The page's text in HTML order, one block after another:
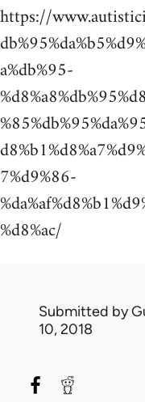
https://
a%db%95-
7%d9%86-
%d8%ac/
Submitted by
10, 2018